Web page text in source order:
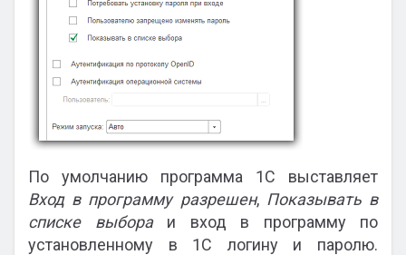
По умолчанию программа 1С выставляет
Вход в программу разрешен, Показывать в
списке выбораи вход в программу по
установленному в 1С логину и паролю.